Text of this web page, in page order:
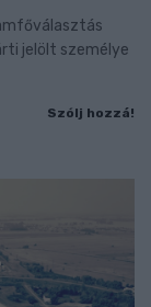
jelölt személye
Szólj hozzá!